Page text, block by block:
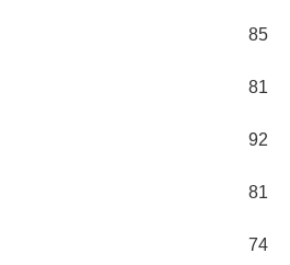
85
81
92
81
74